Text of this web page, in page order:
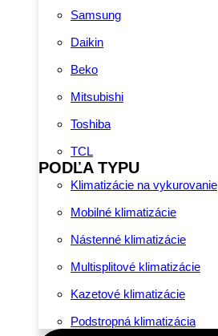
Samsung
Daikin
Beko
Mitsubishi
Toshiba
TCL
PODĽA TYPU
Klimatizácie na vykurovanie
Mobilné klimatizácie
Nástenné klimatizácie
Multisplitové klimatizácie
Kazetové klimatizácie
Podstropná klimatizácia